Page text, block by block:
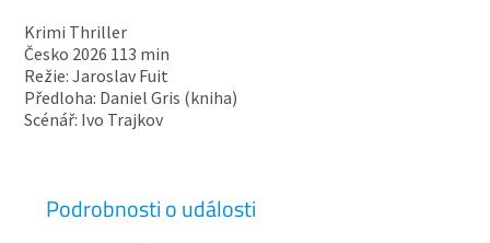
Krimi Thriller
Česko 2026 113 min
Režie: Jaroslav Fuit
Předloha: Daniel Gris (kniha)
Scénář: Ivo Trajkov
Podrobnosti o události